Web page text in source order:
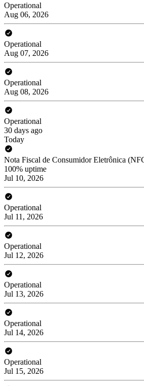
Operational
Aug 06, 2026
Operational
Aug 07, 2026
Operational
Aug 08, 2026
Operational
30 days ago
Today
Nota Fiscal de Consumidor Eletrônica
100% uptime
Jul 10, 2026
Operational
Jul 11, 2026
Operational
Jul 12, 2026
Operational
Jul 13, 2026
Operational
Jul 14, 2026
Operational
Jul 15, 2026